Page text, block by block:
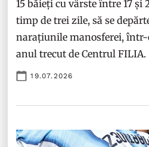
15 băieți cu vârste între 17 și
timp de trei zile, să se
narațiunile manosferei,
anul trecut de Centrul FILIA.
19.07.2026